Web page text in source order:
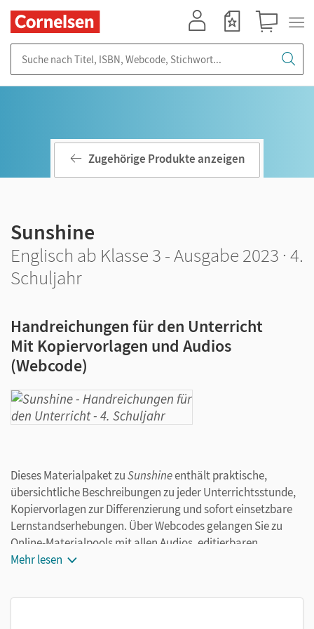
Zugehörige Produkte anzeigen
Sunshine
Englisch ab Klasse 3 - Ausgabe 2023 · 4.
Schuljahr
Handreichungen für den Unterricht
Mit Kopiervorlagen und Audios
(Webcode)
Dieses Materialpaket zuSunshineenthält praktische,
übersichtliche Beschreibungen zu jeder Unterrichtsstunde,
Kopiervorlagen zur Differenzierung und sofort einsetzbare
Lernstandserhebungen. Über Webcodes gelangen Sie zu
Online-Materialpools mit allen Audios, editierbaren
Kopiervorlagen, Lösungen und mehr.
Mehr lesen